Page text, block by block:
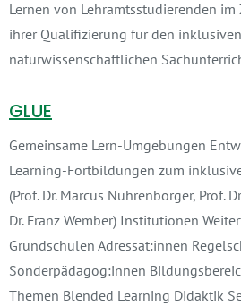
Lernen von Lehramtsstudierenden
ihrer Qualifizierung für den inklusiven
naturwissenschaftlichen
GLUE
Gemeinsame Lern-Umgebungen
Learning-Fortbildungen zum
(Prof. Dr. Marcus Nührenbörger, Prof.
Dr. Franz Wember) Institutionen
Grundschulen Adressat:innen
Sonderpädagog:innen
Themen Blended Learning Didaktik